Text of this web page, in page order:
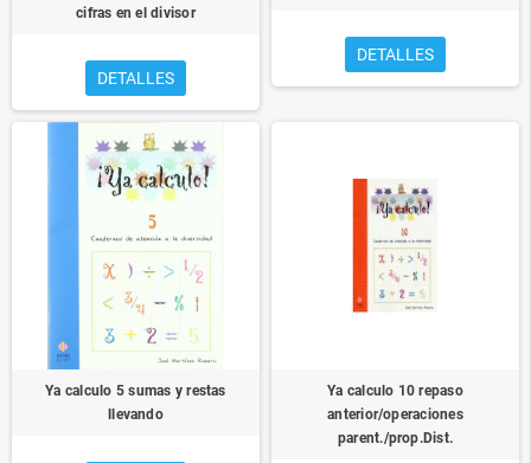
cifras en el divisor
DETALLES
DETALLES
Ya calculo 5 sumas y restas
llevando
Ya calculo 10 repaso
anterior/operaciones
parent./prop.Dist.